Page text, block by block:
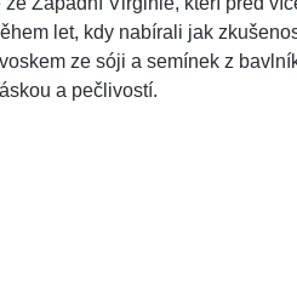
let, kdy nabírali jak
ze sóji a semínek z
a pečlivostí.